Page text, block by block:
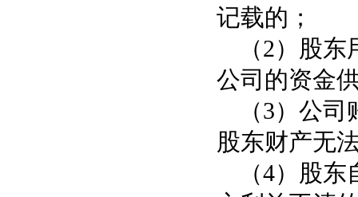
记载的 ；
（2）股
公司的资金
（3）公
股东财产无
（4）股